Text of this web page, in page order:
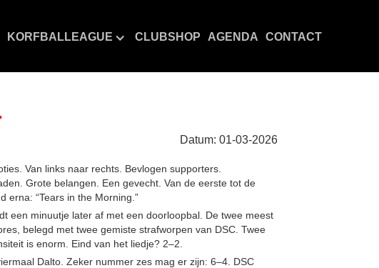
KORFBALLEAGUE CLUBSHOP AGENDA CONTACT
Datum: 01-03-2026
Van links naar rechts. Bevlogen supporters.
Grote belangen. Een gevecht. Van de eerste tot de
erna: “Tears in the Morning.”
een minuutje later af met een doorloopbal. De twee meest
belegd met twee gemiste strafworpen van DSC. Twee
is enorm. Eind van het liedje? 2–2.
Dalto. Zeker nummer zes mag er zijn: 6–4. DSC